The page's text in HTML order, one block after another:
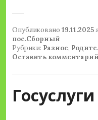
Опубликовано 19.11.2025
пос.Сборный
Рубрики: Разное,
Оставить комментарий